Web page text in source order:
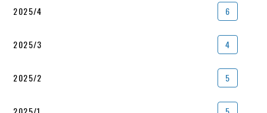
2025/4 6
2025/3 4
2025/2 5